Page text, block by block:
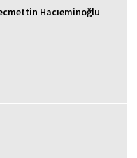
Hacıeminoğlu